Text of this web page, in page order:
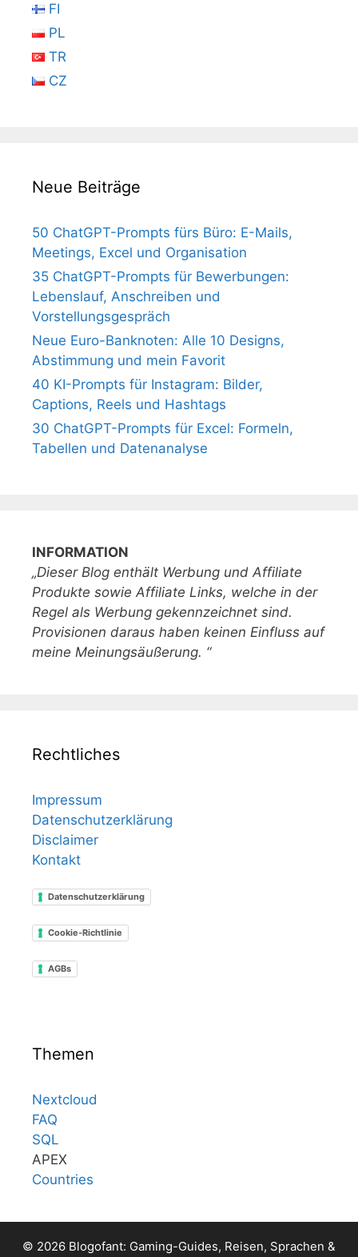
FI
PL
TR
CZ
Neue Beiträge
50 ChatGPT-Prompts fürs Büro: E-Mails,
Meetings, Excel und Organisation
35 ChatGPT-Prompts für Bewerbungen:
Lebenslauf, Anschreiben und
Vorstellungsgespräch
Neue Euro-Banknoten: Alle 10 Designs,
Abstimmung und mein Favorit
40 KI-Prompts für Instagram: Bilder,
Captions, Reels und Hashtags
30 ChatGPT-Prompts für Excel: Formeln,
Tabellen und Datenanalyse
INFORMATION
„Dieser Blog enthält Werbung und Affiliate
Produkte sowie Affiliate Links, welche in der
Regel als Werbung gekennzeichnet sind.
Provisionen daraus haben keinen Einfluss auf
meine Meinungsäußerung. “
Rechtliches
Impressum
Datenschutzerklärung
Disclaimer
Kontakt
Datenschutzerklärung
Cookie-Richtlinie
AGBs
Themen
Nextcloud
FAQ
SQL
APEX
Countries
© 2026 Blogofant: Gaming-Guides, Reisen, Sprachen &